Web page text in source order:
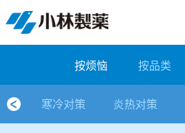
至
按烦恼 按品类
寒冷对策 炎热对策
公司简介
董事长寄语
独特的企业模式
产品展示
按品类
按品牌
按烦恼
炎热对策
发热对策
寒冷对策
暖手暖脚
生理期
炎热对策
发热对策
家庭清洁
马桶清洁（便器用）
排水管清洁
厕所/马桶异味
厕所消臭
即时消臭
房间异味·芳香
宠物消臭
无味消臭
管道异味·清洁
管道异味·清洁
清洁消毒
口腔消毒
清洁纸
口腔护理
其他烦恼
按品类
退热贴
芳香·消臭剂
暖手暖脚系列
生理期系列
退热贴
儿童用
成人用
芳香·消臭剂
房间用
宠物用
个人护理
清凉降温
安睡
洗净用品
管道清洁
家居用品清洁
消毒品
口腔消毒
口腔护理
按品牌
无香空间
洗净丸
Sawaday小林消臭元
新闻中心
2025
2024